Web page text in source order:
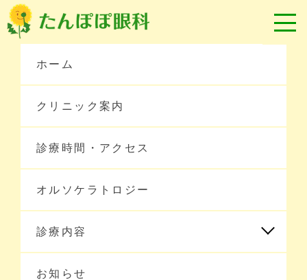
ホーム
クリニック案内
診療時間・アクセス
オルソケラトロジー
診療内容
お知らせ